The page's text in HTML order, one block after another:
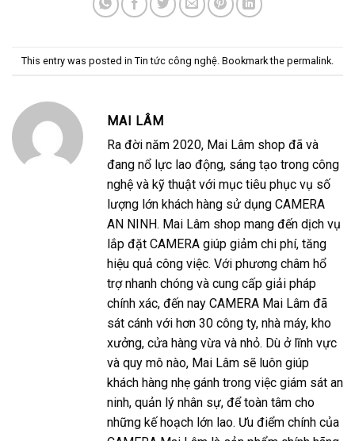
This entry was posted in Tin tức công nghệ . Bookmark the permalink
MAI LÂM
Ra đời năm 2020, Mai Lâm shop đã và
đang nổ lực lao động, sáng tạo trong công
nghệ và kỹ thuật với mục tiêu phục vụ số
lượng lớn khách hàng sử dụng CAMERA
AN NINH. Mai Lâm shop mang đến dịch vụ
lắp đặt CAMERA giúp giảm chi phí, tăng
hiệu quả công việc. Với phương châm hổ
trợ nhanh chóng và cung cấp giải pháp
chính xác, đến nay CAMERA Mai Lâm đã
sát cánh với hơn 30 công ty, nhà máy, kho
xưởng, cửa hàng vừa và nhỏ. Dù ở lĩnh vực
và quy mô nào, Mai Lâm sẽ luôn giúp
khách hàng nhẹ gánh trong việc giám sát an
ninh, quản lý nhân sự, để toàn tâm cho
những kế hoạch lớn lao. Ưu điểm chính của